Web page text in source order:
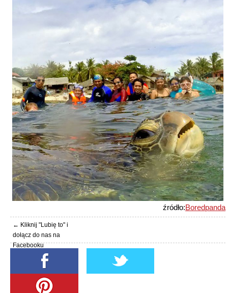
źródło:Boredpanda
← Kliknij "Lubię to" i
dołącz do nas na
Facebooku